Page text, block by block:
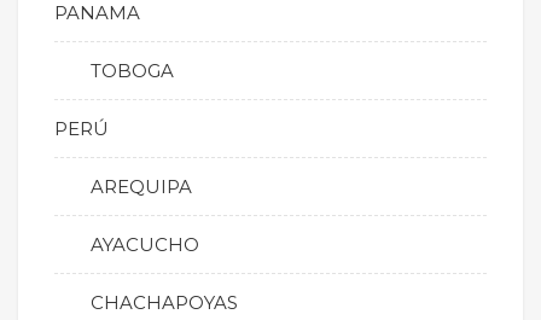
PANAMA
TOBOGA
PERÚ
AREQUIPA
AYACUCHO
CHACHAPOYAS